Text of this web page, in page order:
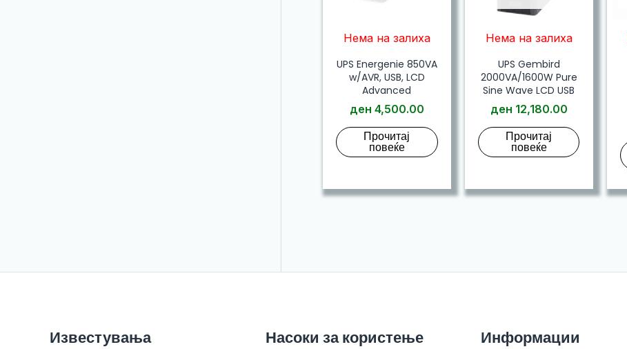
Нема на залиха
UPS Energenie 850VA
w/AVR, USB, LCD
Advanced
ден 4,500.00
Прочитај
повеќе
Нема на залиха
UPS Gembird
2000VA/1600W Pure
Sine Wave LCD USB
ден 12,180.00
Прочитај
повеќе
Известувања Насоки за користење Информации